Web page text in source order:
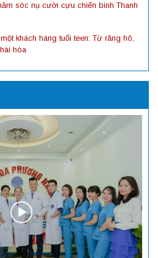
sóc nụ cười cựu chiến binh Thanh
khách hàng tuổi teen: Từ răng hô,
hòa